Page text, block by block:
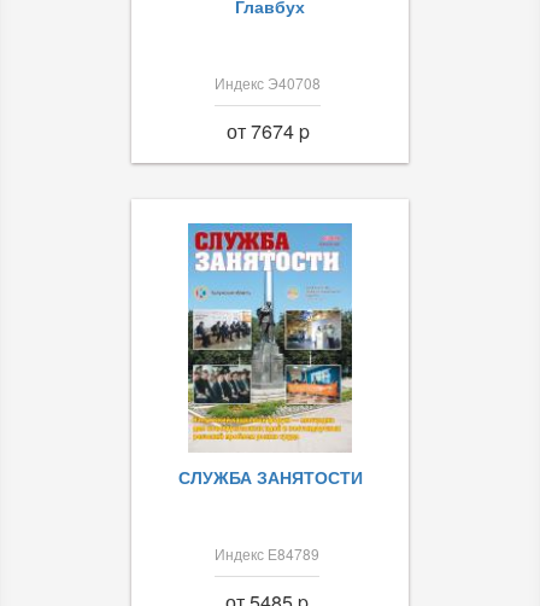
Главбух
Индекс Э40708
от 7674 p
СЛУЖБА ЗАНЯТОСТИ
Индекс Е84789